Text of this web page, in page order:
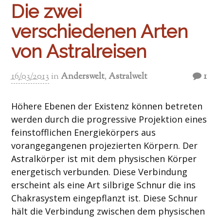
Die zwei
verschiedenen Arten
von Astralreisen
16/03/2013 inAnderswelt,Astralwelt 1
Höhere Ebenen der Existenz können betreten
werden durch die progressive Projektion eines
feinstofflichen Energiekörpers aus
vorangegangenen projezierten Körpern. Der
Astralkörper ist mit dem physischen Körper
energetisch verbunden. Diese Verbindung
erscheint als eine Art silbrige Schnur die ins
Chakrasystem eingepflanzt ist. Diese Schnur
hält die Verbindung zwischen dem physischen